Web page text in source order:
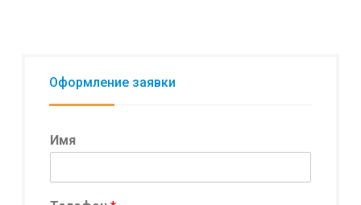
Оформление заявки
Имя